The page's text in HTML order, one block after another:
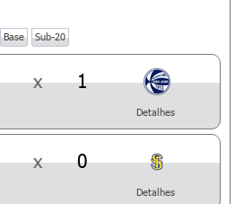
Base Sub-20
x 1
Detalhes
x 0
Detalhes